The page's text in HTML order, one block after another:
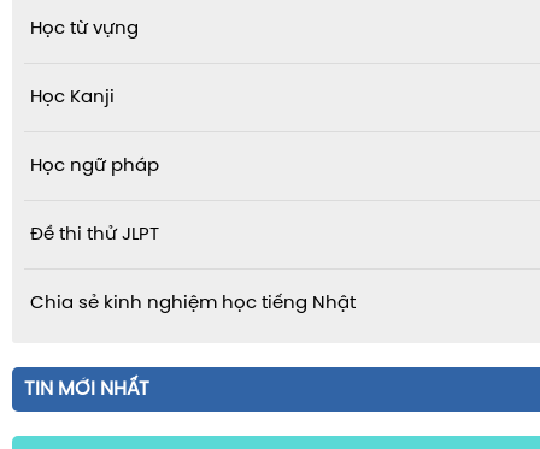
Học từ vựng
Học Kanji
Học ngữ pháp
Đề thi thử JLPT
Chia sẻ kinh nghiệm học tiếng Nhật
TIN MỚI NHẤT